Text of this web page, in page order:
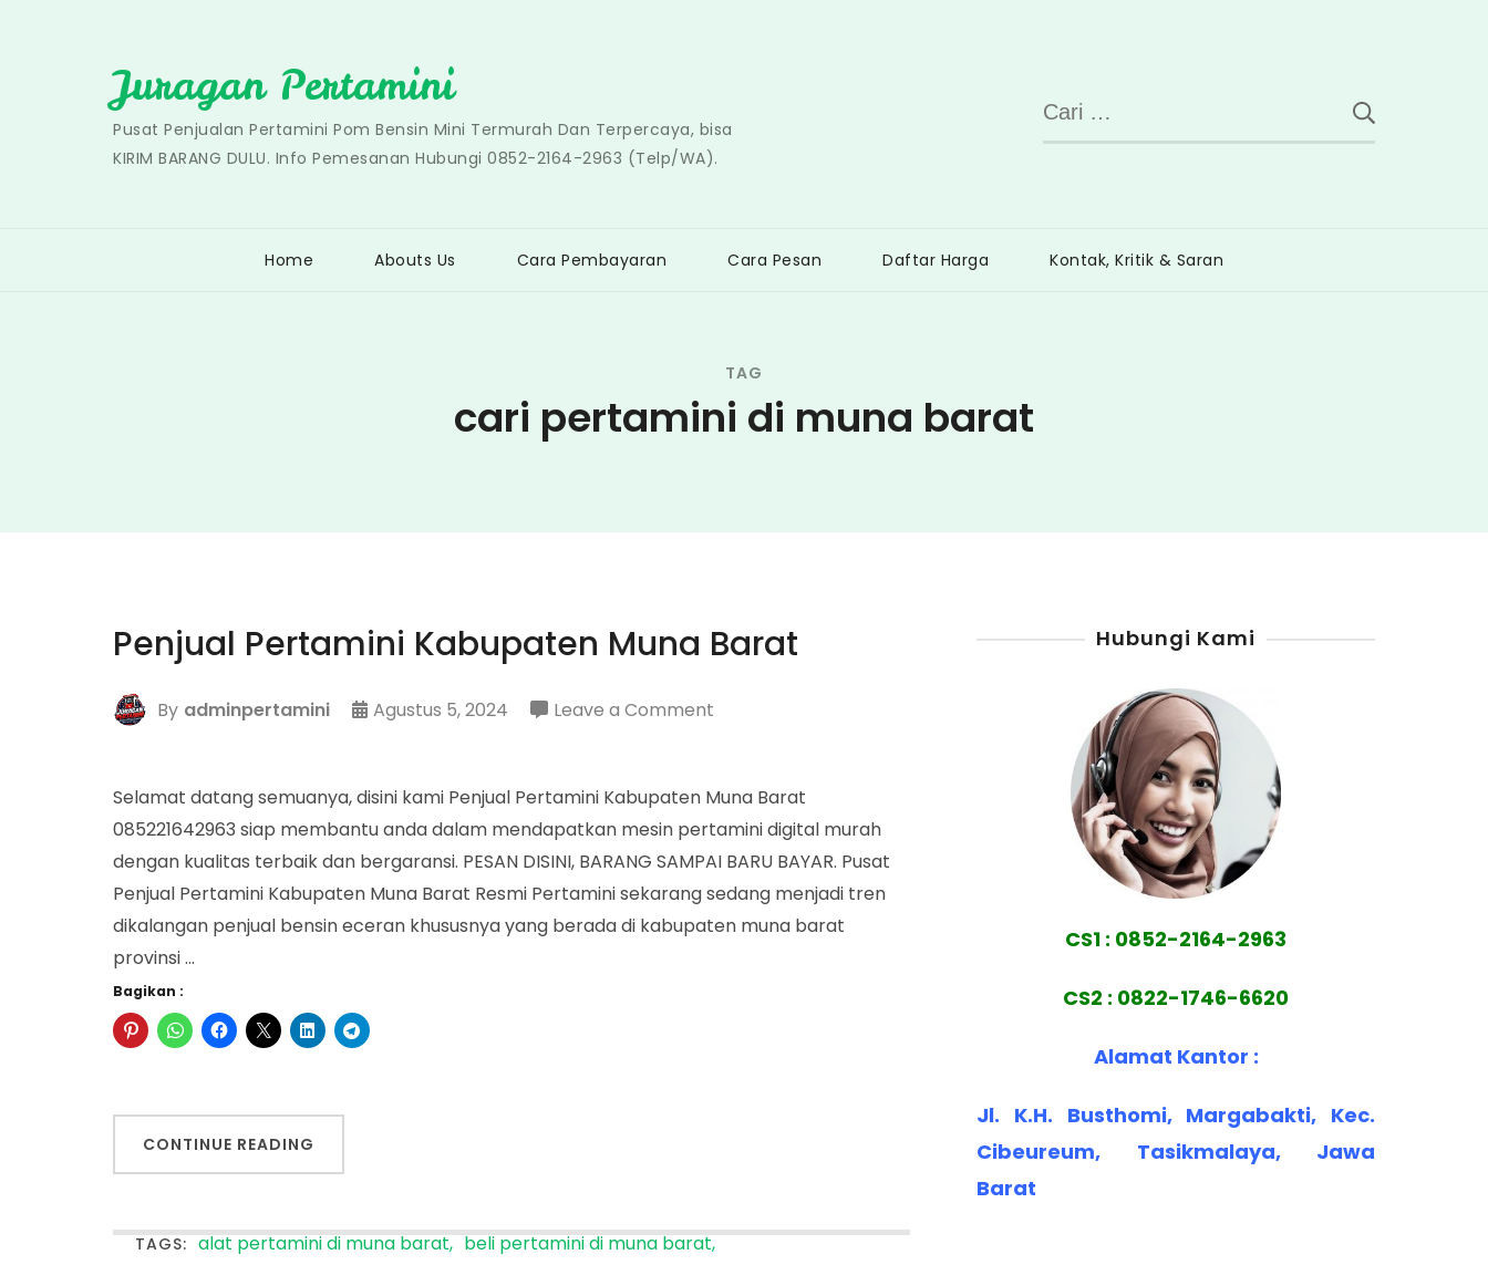
Juragan Pertamini
Pusat Penjualan Pertamini Pom Bensin Mini Termurah Dan Terpercaya, bisa
KIRIM BARANG DULU. Info Pemesanan Hubungi 0852-2164-2963 (Telp/WA).
Cari
untuk:
Home Abouts Us Cara Pembayaran Cara Pesan Daftar Harga Kontak, Kritik & Saran
TAG
cari pertamini di muna barat
Penjual Pertamini Kabupaten Muna Barat
By adminpertamini Agustus 5, 2024 Leave a Commenton
Kabupaten
Muna
Barat
Selamat datang semuanya, disini kami Penjual Pertamini Kabupaten Muna Barat
085221642963 siap membantu anda dalam mendapatkan mesin pertamini digital murah
dengan kualitas terbaik dan bergaransi. PESAN DISINI, BARANG SAMPAI BARU BAYAR. Pusat
Penjual Pertamini Kabupaten Muna Barat Resmi Pertamini sekarang sedang menjadi tren
dikalangan penjual bensin eceran khususnya yang berada di kabupaten muna barat
provinsi …
Bagikan :
CONTINUE READING
TAGS: alat pertamini di muna barat beli pertamini di muna barat
Hubungi Kami
CS1 : 0852-2164-2963
CS2 : 0822-1746-6620
Alamat Kantor :
Jl. K.H. Busthomi, Margabakti, Kec.
Cibeureum, Tasikmalaya, Jawa
Barat